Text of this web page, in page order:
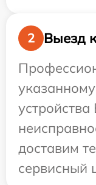
2
Выезд
доставим
сервисный